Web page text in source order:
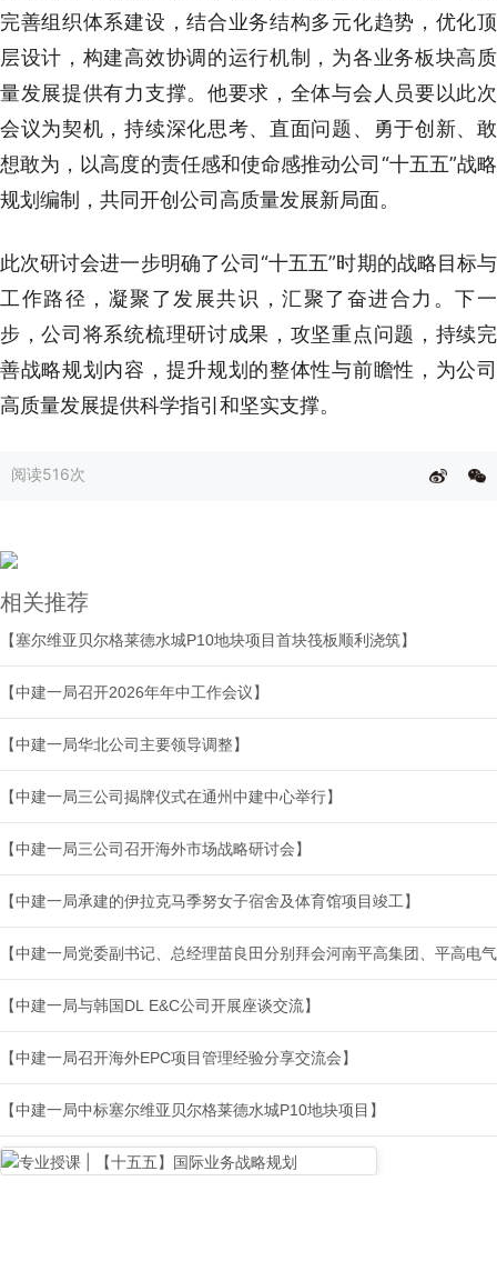
完善组织体系建设，结合业务结构多元化趋势，优化顶
层设计，构建高效协调的运行机制，为各业务板块高质
量发展提供有力支撑。他要求，全体与会人员要以此次
会议为契机，持续深化思考、直面问题、勇于创新、敢
想敢为，以高度的责任感和使命感推动公司“十五五”战略
规划编制，共同开创公司高质量发展新局面。
此次研讨会进一步明确了公司“十五五”时期的战略目标与
工作路径，凝聚了发展共识，汇聚了奋进合力。下一
步，公司将系统梳理研讨成果，攻坚重点问题，持续完
善战略规划内容，提升规划的整体性与前瞻性，为公司
高质量发展提供科学指引和坚实支撑。
阅读516次
相关推荐
【塞尔维亚贝尔格莱德水城P10地块项目首块筏板顺利浇筑】
【中建一局召开2026年年中工作会议】
【中建一局华北公司主要领导调整】
【中建一局三公司揭牌仪式在通州中建中心举行】
【中建一局三公司召开海外市场战略研讨会】
【中建一局承建的伊拉克马季努女子宿舍及体育馆项目竣工】
【中建一局与韩国DL E&C公司开展座谈交流】
【中建一局召开海外EPC项目管理经验分享交流会】
【中建一局中标塞尔维亚贝尔格莱德水城P10地块项目】